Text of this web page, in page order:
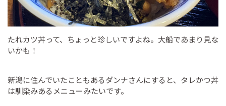
たれカツ丼って、ちょっと珍しいですよね。大船であまり見な
いかも！
新潟に住んでいたこともあるダンナさんにすると、タレかつ丼
は馴染みあるメニューみたいです。